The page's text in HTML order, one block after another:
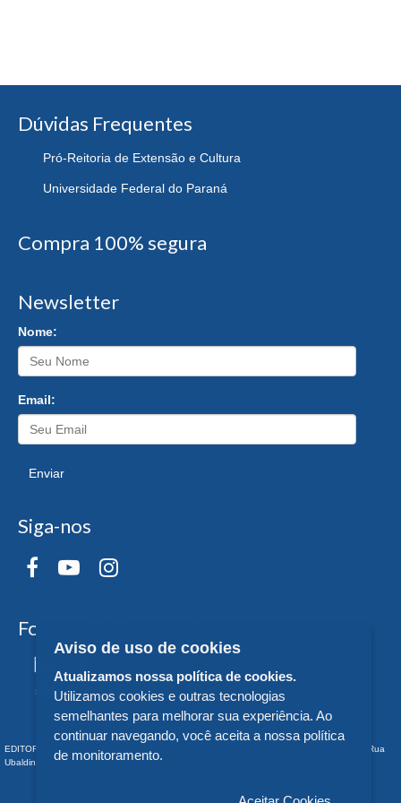
Dúvidas Frequentes
Pró-Reitoria de Extensão e Cultura
Universidade Federal do Paraná
Compra 100% segura
Newsletter
Nome:
Email:
Enviar
Siga-nos
Formas de Pagamento
EDITORA DA UNIVERSIDADE FEDERAL DO PARANÁ - CNPJ n° 75.095.679/0011-10 - Rua
Ubaldino do Amaral, 321 - Alto da Glória - - PR
Aviso de uso de cookies
Atualizamos nossa política de cookies.
Utilizamos cookies e outras tecnologias
semelhantes para melhorar sua experiência. Ao
continuar navegando, você aceita a nossa política
de monitoramento.